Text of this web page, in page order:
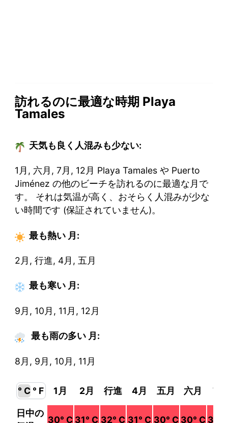
訪れるのに最適な時期 Playa
Tamales
天気も良く人混みも少ない:
1月, 六月, 7月, 12月 Playa Tamales や Puerto
Jiménez の他のビーチを訪れるのに最適な月で
す。 それは気温が高く、おそらく人混みが少な
い時間です (保証されていません)。
最も熱い 月:
2月, 行進, 4月, 五月
最も寒い 月 :
9月, 10月, 11月, 12月
最も雨の多い 月:
8月, 9月, 10月, 11月
° C ° F 1月 2月 行進 4月 五月 六月 7月
日中の
30° C 31° C 32° C 31° C 30° C 30° C 30